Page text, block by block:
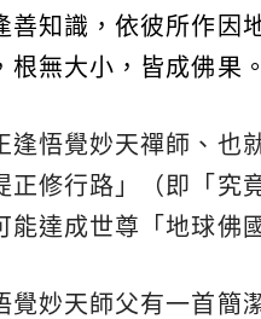
善知識，依彼所作因
根無大小，皆成佛果。
逢悟覺妙天禪師、也
正修行路」（即「
能達成世尊「地球佛
覺妙天師父有一首簡